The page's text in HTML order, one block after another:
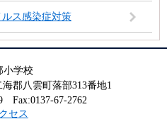
ス感染症対策
小学校
郡八雲町落部313番地1
Fax:0137-67-2762
セス